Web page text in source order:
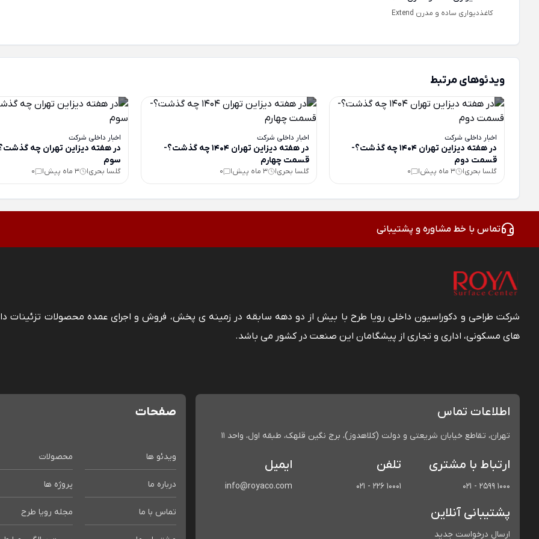
کاغذدیواری ساده و مدرن Extend
ویدئوهای مرتبط
اخبار داخلی شرکت
در هفته دیزاین تهران 1404 چه گذشت؟-
قسمت دوم
گلسا بحری 3 ماه پیش 0
اخبار داخلی شرکت
در هفته دیزاین تهران 1404 چه گذشت؟-
قسمت چهارم
گلسا بحری | 3 ماه پیش |
0
اخبار داخلی شرکت
در هفته دیزاین تهران چه
سوم
گلسا بحری 3 ماه پیش 0
تماس با خط مشاوره و پشتیبانی
شرکت طراحی و دکوراسیون داخلی رویا طرح با بیش از دو دهه سابقه در زمینه ی پخش، فروش و اجرای عمده محصولات تزئینات
های مسکونی، اداری و تجاری از پیشگامان این صنعت در کشور می باشد.
اطلاعات تماس
تهران، تقاطع خیابان شریعتی و دولت (کلاهدوز)، برج نگین قلهک، طبقه اول، واحد 11
ارتباط با مشتری
021 - 2599 1000
تلفن
021 - 226 10001
ایمیل
info@royaco.com
پشتیبانی آنلاین
ارسال درخواست جدید
صفحات
ویدئو ها محصولات
درباره ما پروژه ها
تماس با ما مجله رویا طرح